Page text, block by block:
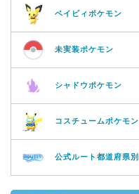
ベイビィポケモン
未実装ポケモン
シャドウポケモン
コスチュームポケモン
公式ルート都道府県別